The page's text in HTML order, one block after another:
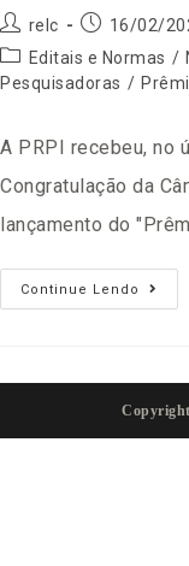
relc
16/02/
Editais e Normas /
Pesquisadoras /
A PRPI recebeu, no
Congratulação da
lançamento do
Continue Lendo